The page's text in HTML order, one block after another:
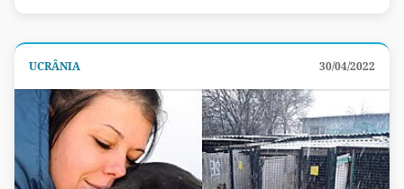
UCRÂNIA 30/04/2022